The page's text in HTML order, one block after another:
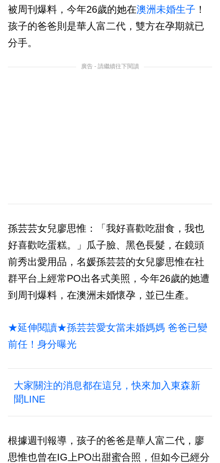
被周刊爆料，今年26歲的她在澳洲未婚生子 ！
孩子的爸爸則是華人富二代，雙方在孕期就已
分手。
廣告 - 請繼續往下閱讀
孫芸芸女兒廖思惟：「我好喜歡吃甜食，我也
好喜歡吃蛋糕。」瓜子臉、黑色長髮，在鏡頭
前秀出愛用品，名媛孫芸芸的女兒廖思惟在社
群平台上經常PO出各式美照，今年26歲的她遭
到周刊爆料，在澳洲未婚懷孕，並已生產。
★延伸閱讀★孫芸芸愛女當未婚媽媽 爸爸已變
前任！身分曝光
大家關注的消息都在這兒，快來加入東森新
聞LINE
根據週刊報導，孩子的爸爸是華人富二代，廖
思惟也曾在IG上PO出甜蜜合照，但如今已經分